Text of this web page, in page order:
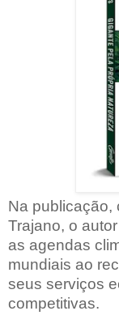
Na publicação,
Trajano, o
as agendas
mundiais ao
seus serviços
competitivas.